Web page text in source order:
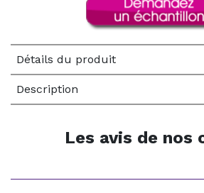
Détails du produit
Description
Les avis de nos